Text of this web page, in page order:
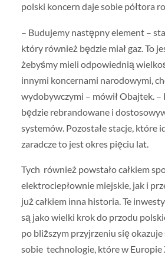
polski koncern daje sobie półtora
– Budujemy następny element –
który również będzie miał gaz. To
żebyśmy mieli odpowiednią
innymi koncernami narodowymi,
wydobywczymi – mówił Obajtek. –
będzie rebrandowane i
systemów. Pozostałe stacje, które
zaradcze to jest okres pięciu lat.
Tych również powstało całkiem
elektrociepłownie miejskie, jak i
już całkiem inna historia. Te
są jako wielki krok do przodu
po bliższym przyjrzeniu się
sobie technologie, które w Europie